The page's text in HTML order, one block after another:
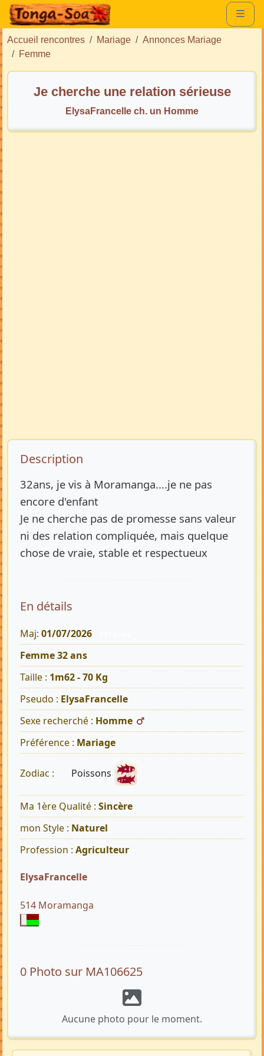
Accueil rencontres Mariage
Annonces Mariage
Femme
Je cherche une relation sérieuse
ElysaFrancelle ch. un Homme
Description de l’annonce
Description
32ans, je vis à Moramanga....je ne pas
encore d'enfant
Je ne cherche pas de promesse sans valeur
ni des relation compliquée, mais quelque
chose de vraie, stable et respectueux
En détails
Maj: 01/07/2026
Femme 32 ans
Taille : 1m62 - 70 Kg
Pseudo : ElysaFrancelle
Sexe recherché : Homme
Préférence : Mariage
Zodiac : Poissons
Ma 1ère Qualité : Sincère
mon Style : Naturel
Profession : Agriculteur
ElysaFrancelle
514 Moramanga
0 Photo sur MA106625
Aucune photo pour le moment.